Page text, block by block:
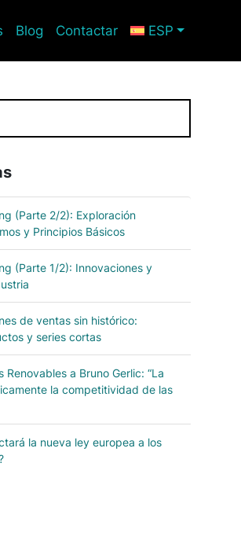
Blog Contactar ESP
(Parte 2/2): Exploración
y Principios Básicos
(Parte 1/2): Innovaciones y
de ventas sin histórico:
y series cortas
Renovables a Bruno Gerlic: “La
la competitividad de las
la nueva ley europea a los